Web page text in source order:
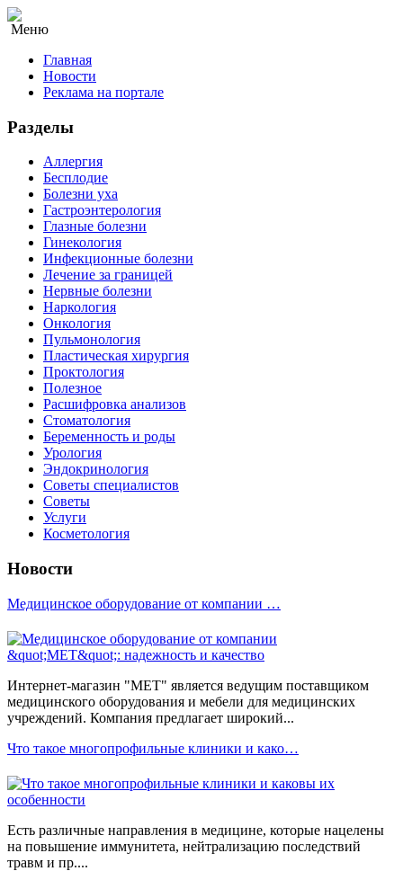
Меню
Главная
Новости
Реклама на портале
Разделы
Аллергия
Бесплодие
Болезни уха
Гастроэнтерология
Глазные болезни
Гинекология
Инфекционные болезни
Лечение за границей
Нервные болезни
Наркология
Онкология
Пульмонология
Пластическая хирургия
Проктология
Полезное
Расшифровка анализов
Стоматология
Беременность и роды
Урология
Эндокринология
Советы специалистов
Советы
Услуги
Косметология
Новости
Медицинское оборудование от компании …
Интернет-магазин "МЕТ" является ведущим поставщиком
медицинского оборудования и мебели для медицинских
учреждений. Компания предлагает широкий...
Что такое многопрофильные клиники и како…
Есть различные направления в медицине, которые нацелены
на повышение иммунитета, нейтрализацию последствий
травм и пр....